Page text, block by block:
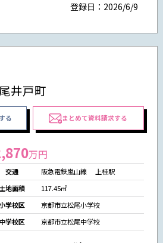
登録日：2026/6/9
井戸町
る まとめて資料請求する
万円
交通
阪急電鉄嵐山線 上桂駅
土地面積
117.45㎡
学校区
京都市立松尾小学校
中学校区
京都市立松尾中学校